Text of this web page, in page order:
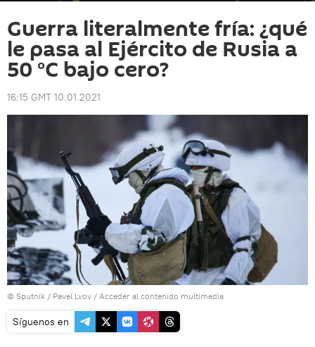
Guerra literalmente fría: ¿qué
le pasa al Ejército de Rusia a
50 °C bajo cero?
16:15 GMT 10.01.2021
© Sputnik / Pavel Lvov / Acceder al contenido multimedia
Síguenos en